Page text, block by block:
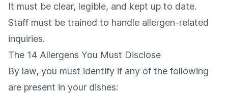
It must be clear, legible, and kept up to date.
Staff must be trained to handle allergen-related
inquiries.
The 14 Allergens You Must Disclose
By law, you must identify if any of the following
are present in your dishes: